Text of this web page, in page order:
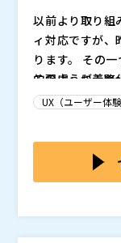
以前より取り組
ィ対応ですが、
ります。 その
的配慮」が義務
プリケーション
プライアンス
イメージの損
例えば、市場の
客となっていな
このように、
っているものの
対応を向上さ
クセシビリテ
方法のご案内や
アイアクトのノ
株式会社オー
） ※共
UX（ユーザー体